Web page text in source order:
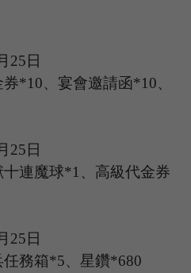
25日
券*10、宴會邀請函*10、
25日
連魔球*1、 高級代金券
25日
務箱*5、星鑽*680